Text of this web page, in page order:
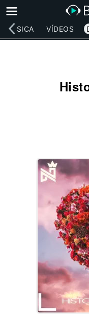
MÚSICA VÍDEOS